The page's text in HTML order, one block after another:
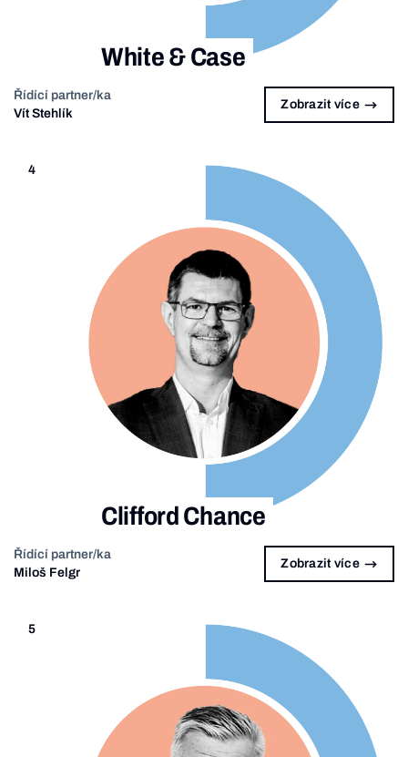
White & Case
Řídící partner/ka
Vít Stehlík
Zobrazit více
4
Clifford Chance
Řídící partner/ka
Miloš Felgr
Zobrazit více
5